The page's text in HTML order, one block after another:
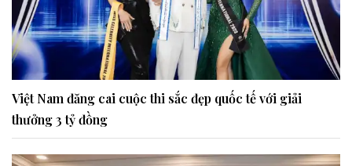
Việt Nam đăng cai cuộc thi sắc đẹp quốc tế với giải
thưởng 3 tỷ đồng